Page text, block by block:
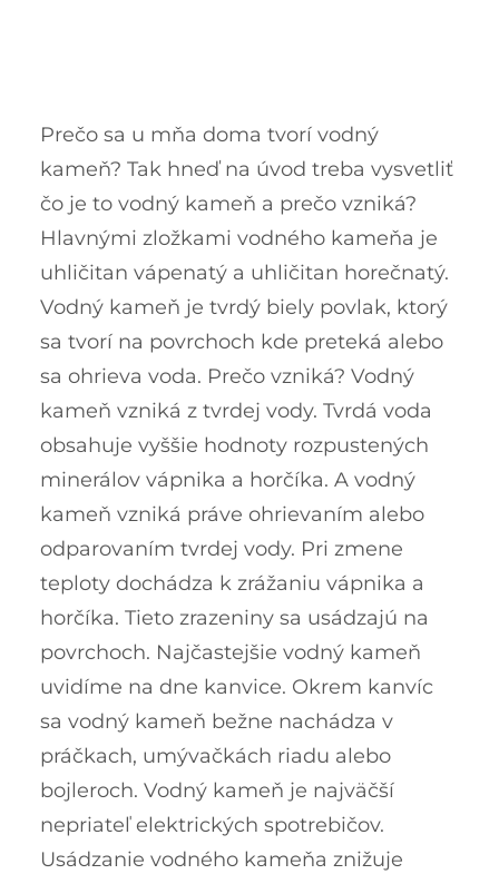
Prečo sa u mňa doma tvorí vodný
kameň? Tak hneď na úvod treba vysvetliť
čo je to vodný kameň a prečo vzniká?
Hlavnými zložkami vodného kameňa je
uhličitan vápenatý a uhličitan horečnatý.
Vodný kameň je tvrdý biely povlak, ktorý
sa tvorí na povrchoch kde preteká alebo
sa ohrieva voda. Prečo vzniká? Vodný
kameň vzniká z tvrdej vody. Tvrdá voda
obsahuje vyššie hodnoty rozpustených
minerálov vápnika a horčíka. A vodný
kameň vzniká práve ohrievaním alebo
odparovaním tvrdej vody. Pri zmene
teploty dochádza k zrážaniu vápnika a
horčíka. Tieto zrazeniny sa usádzajú na
povrchoch. Najčastejšie vodný kameň
uvidíme na dne kanvice. Okrem kanvíc
sa vodný kameň bežne nachádza v
práčkach, umývačkách riadu alebo
bojleroch. Vodný kameň je najväčší
nepriateľ elektrických spotrebičov.
Usádzanie vodného kameňa znižuje